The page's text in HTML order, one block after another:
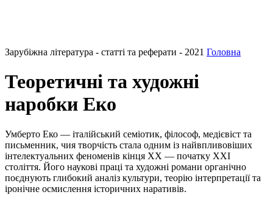
Зарубіжна література - статті та реферати - 2021 Головна
Теоретичні та художні
наробки Еко
Умберто Еко — італійський семіотик, філософ, медієвіст та
письменник, чия творчість стала одним із найвпливовіших
інтелектуальних феноменів кінця XX — початку XXI
століття. Його наукові праці та художні романи органічно
поєднують глибокий аналіз культури, теорію інтерпретації та
іронічне осмислення історичних наративів.